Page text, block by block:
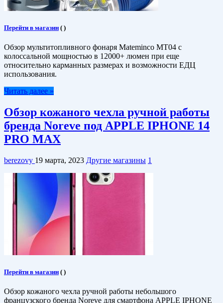
Перейти в магазин ( )
Обзор мультитопливного фонаря Mateminco MT04 с
колоссальной мощностью в 12000+ люмен при еще
относительно карманных размерах и возможности ЕДЦ
использования.
Читать далее »
Обзор кожаного чехла ручной работы
бренда Noreve под APPLE IPHONE 14
PRO MAX
berezovy 19 марта, 2023 Другие магазины 1
Перейти в магазин ( )
Обзор кожаного чехла ручной работы небольшого
французского бренда Noreve для смартфона APPLE IPHONE